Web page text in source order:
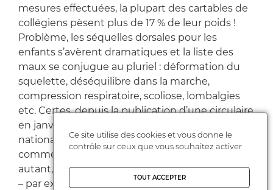
mesures effectuées, la plupart des cartables de
collégiens pèsent plus de 17 % de leur poids !
Problème, les séquelles dorsales pour les
enfants s’avèrent dramatiques et la liste des
maux se conjugue au pluriel : déformation du
squelette, déséquilibre dans la marche,
compression respiratoire, scoliose, lombalgies
etc. Certes, depuis la publication d’une circulaire
en janvier 2008, le ministère de l’Éducation
nationale reconnaît le surpoids du cartable
comme un problème de santé publique. Pour
autant, et bien que des efforts aient été fournis
– par exemple ; diminution du nombre de
Ce site utilise des cookies et vous donne le
contrôle sur ceux que vous souhaitez activer
TOUT ACCEPTER